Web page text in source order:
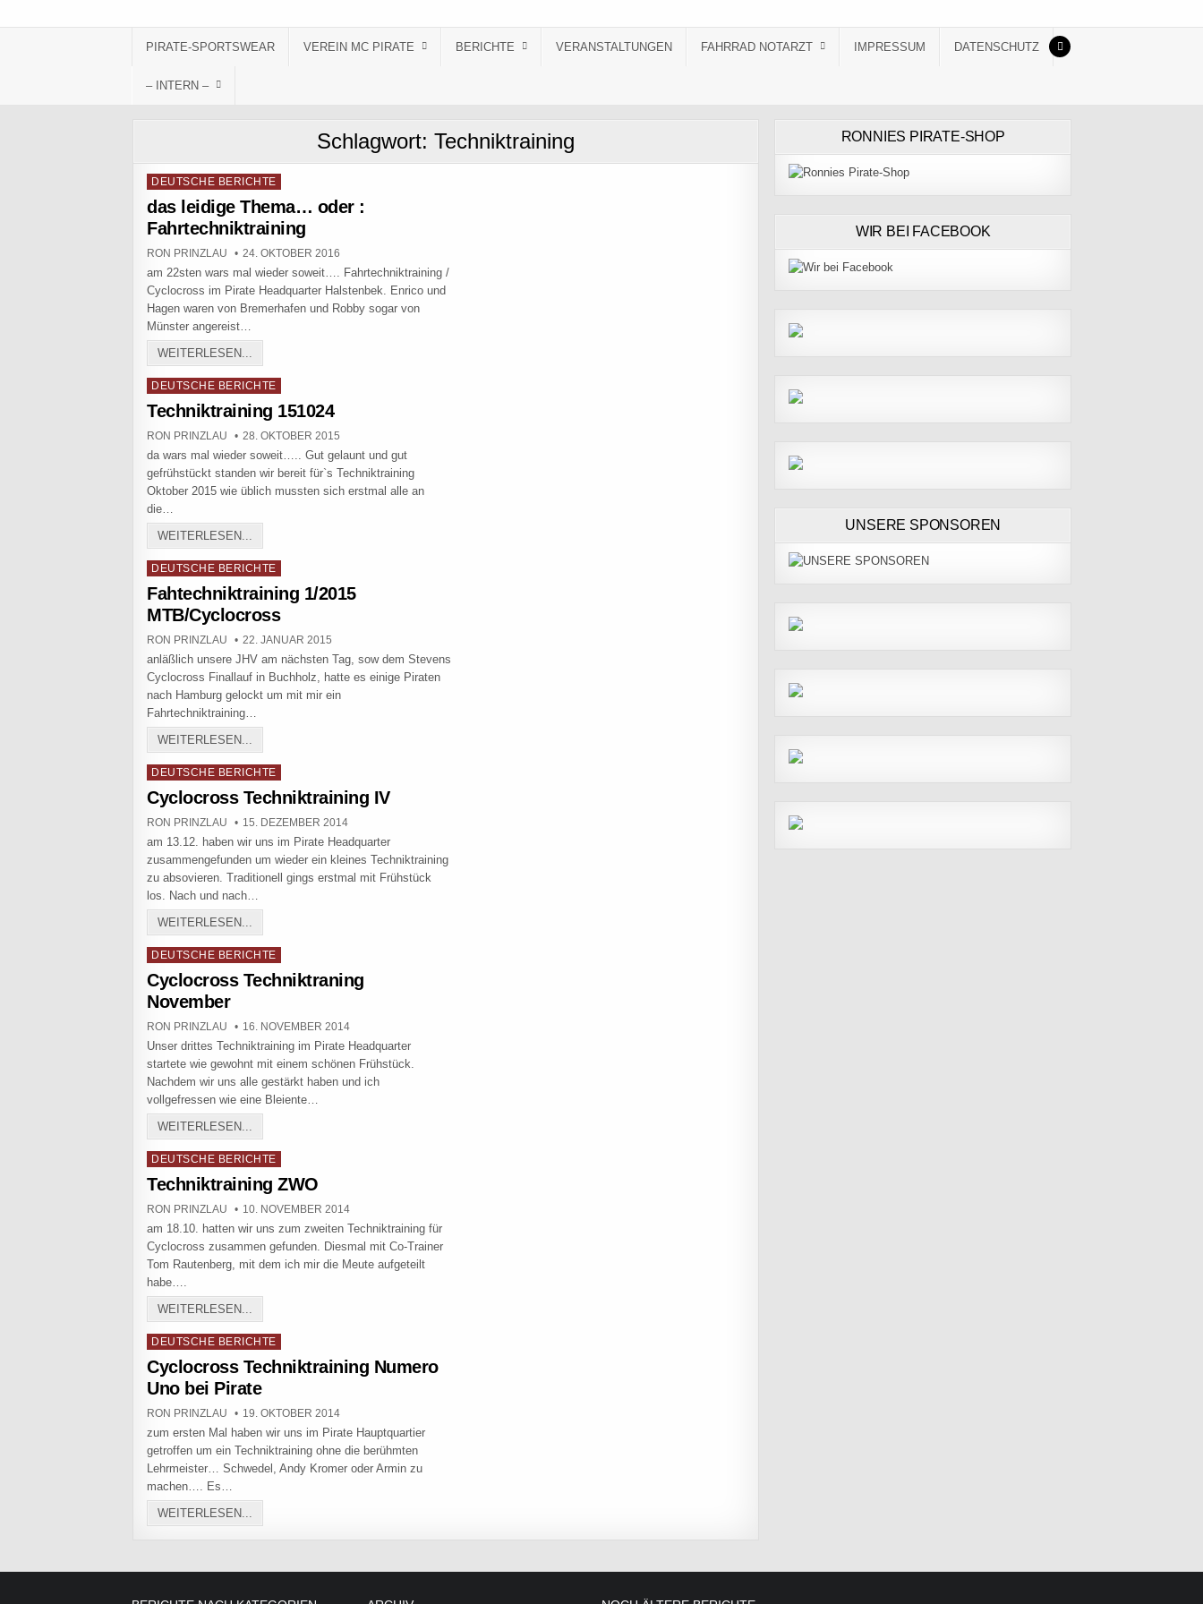
PIRATE-SPORTSWEAR VEREIN MC PIRATE BERICHTE VERANSTALTUNGEN FAHRRAD NOTARZT IMPRESSUM DATENSCHUTZ
– INTERN –
Schlagwort:Techniktraining
Posted in
DEUTSCHE BERICHTE
das leidige Thema… oder :
Fahrtechniktraining
AUTHOR:
RON PRINZLAU PUBLISHED DATE:
24. OKTOBER 2016
am 22sten wars mal wieder soweit…. Fahrtechniktraining /
Cyclocross im Pirate Headquarter Halstenbek. Enrico und
Hagen waren von Bremerhafen und Robby sogar von
Münster angereist…
WEITERLESEN...
Posted in
DEUTSCHE BERICHTE
Techniktraining 151024
AUTHOR:
RON PRINZLAU PUBLISHED DATE:
28. OKTOBER 2015
da wars mal wieder soweit….. Gut gelaunt und gut
gefrühstückt standen wir bereit für`s Techniktraining
Oktober 2015 wie üblich mussten sich erstmal alle an
die…
WEITERLESEN...
Posted in
DEUTSCHE BERICHTE
Fahtechniktraining 1/2015
MTB/Cyclocross
AUTHOR:
RON PRINZLAU PUBLISHED DATE:
22. JANUAR 2015
anläßlich unsere JHV am nächsten Tag, sow dem Stevens
Cyclocross Finallauf in Buchholz, hatte es einige Piraten
nach Hamburg gelockt um mit mir ein
Fahrtechniktraining…
WEITERLESEN...
Posted in
DEUTSCHE BERICHTE
Cyclocross Techniktraining IV
AUTHOR:
RON PRINZLAU PUBLISHED DATE:
15. DEZEMBER 2014
am 13.12. haben wir uns im Pirate Headquarter
zusammengefunden um wieder ein kleines Techniktraining
zu absovieren. Traditionell gings erstmal mit Frühstück
los. Nach und nach…
WEITERLESEN...
Posted in
DEUTSCHE BERICHTE
Cyclocross Techniktraning
November
AUTHOR:
RON PRINZLAU PUBLISHED DATE:
16. NOVEMBER 2014
Unser drittes Techniktraining im Pirate Headquarter
startete wie gewohnt mit einem schönen Frühstück.
Nachdem wir uns alle gestärkt haben und ich
vollgefressen wie eine Bleiente…
WEITERLESEN...
Posted in
DEUTSCHE BERICHTE
Techniktraining ZWO
AUTHOR:
RON PRINZLAU PUBLISHED DATE:
10. NOVEMBER 2014
am 18.10. hatten wir uns zum zweiten Techniktraining für
Cyclocross zusammen gefunden. Diesmal mit Co-Trainer
Tom Rautenberg, mit dem ich mir die Meute aufgeteilt
habe….
WEITERLESEN...
Posted in
DEUTSCHE BERICHTE
Cyclocross Techniktraining Numero
Uno bei Pirate
AUTHOR:
RON PRINZLAU PUBLISHED DATE:
19. OKTOBER 2014
zum ersten Mal haben wir uns im Pirate Hauptquartier
getroffen um ein Techniktraining ohne die berühmten
Lehrmeister… Schwedel, Andy Kromer oder Armin zu
machen…. Es…
WEITERLESEN...
RONNIES PIRATE-SHOP
WIR BEI FACEBOOK
UNSERE SPONSOREN